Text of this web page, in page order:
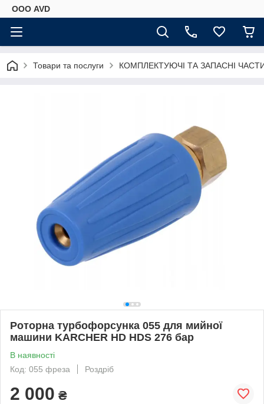
ООО AVD
Товари та послуги КОМПЛЕКТУЮЧІ ТА ЗАПАСНІ
Роторна турбофорсунка 055 для мийної
машини KARCHER HD HDS 276 бар
В наявності
Код: 055 фреза
Роздріб
2 000 ₴